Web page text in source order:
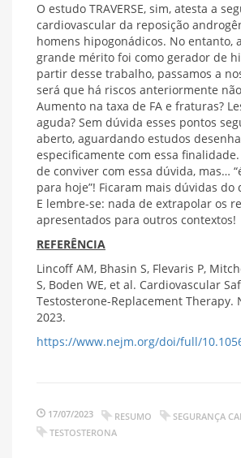
O estudo TRAVERSE, sim, atesta a
cardiovascular da reposição
homens hipogonádicos. No entanto,
grande mérito foi como gerador de
partir desse trabalho, passamos a
será que há riscos anteriormente
Aumento na taxa de FA e fraturas?
aguda? Sem dúvida esses pontos
aberto, aguardando estudos
especificamente com essa
de conviver com essa dúvida, mas…
para hoje”! Ficaram mais dúvidas do
E lembre-se: nada de extrapolar os
apresentados para outros contextos!
REFERÊNCIA
Lincoff AM, Bhasin S, Flevaris P,
S, Boden WE, et al. Cardiovascular
Testosterone-Replacement Therapy.
2023.
https://www.nejm.org/doi/full/
17/07/2023 RESUMO
SEGURANÇA
TESTOSTERONA